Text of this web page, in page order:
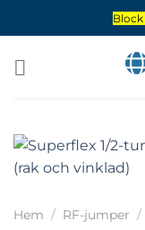
to
Block
Hem / RF-jumper /